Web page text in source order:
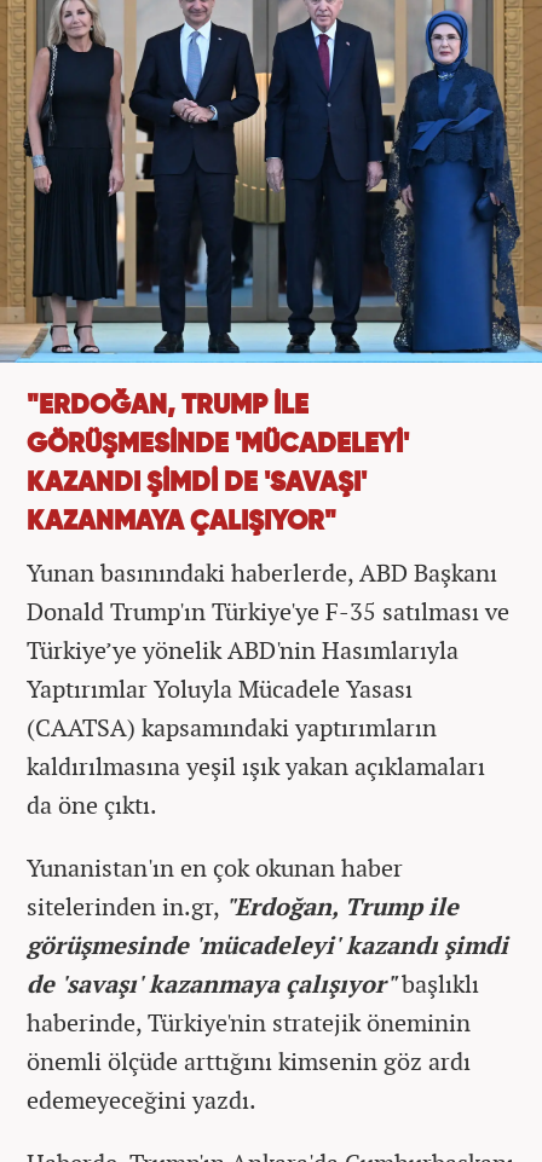
"ERDOĞAN, TRUMP İLE
GÖRÜŞMESİNDE 'MÜCADELEYİ'
KAZANDI ŞİMDİ DE 'SAVAŞI'
KAZANMAYA ÇALIŞIYOR"
Yunan basınındaki haberlerde, ABD Başkanı
Donald Trump'ın Türkiye'ye F-35 satılması ve
Türkiye’ye yönelik ABD'nin Hasımlarıyla
Yaptırımlar Yoluyla Mücadele Yasası
(CAATSA) kapsamındaki yaptırımların
kaldırılmasına yeşil ışık yakan açıklamaları
da öne çıktı.
Yunanistan'ın en çok okunan haber
sitelerinden in.gr, "Erdoğan, Trump ile
görüşmesinde 'mücadeleyi' kazandı şimdi
de 'savaşı' kazanmaya çalışıyor"başlıklı
haberinde, Türkiye'nin stratejik öneminin
önemli ölçüde arttığını kimsenin göz ardı
edemeyeceğini yazdı.